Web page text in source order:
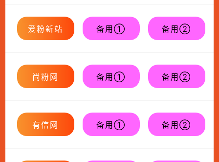
爱粉新站 备用① 备用②
尚粉网 备用① 备用②
有信网 备用① 备用②